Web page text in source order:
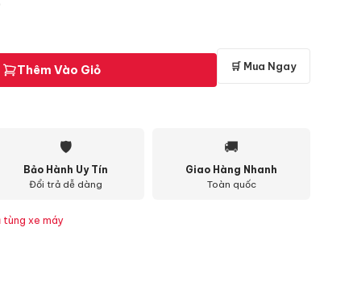
Thêm Vào Giỏ 🛒 Mua Ngay
🛡
Bảo Hành Uy Tín
Đổi trả dễ dàng
🚚
Giao Hàng Nhanh
Toàn quốc
tùng xe máy